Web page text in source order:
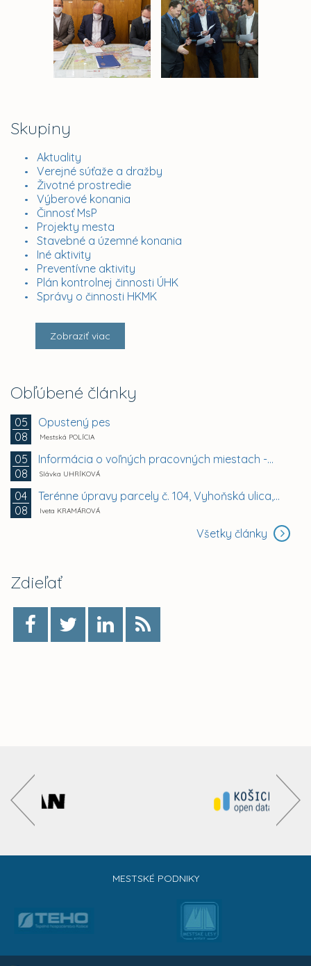
Skupiny
Aktuality
Verejné súťaže a dražby
Životné prostredie
Výberové konania
Činnosť MsP
Projekty mesta
Stavebné a územné konania
Iné aktivity
Preventívne aktivity
Plán kontrolnej činnosti ÚHK
Správy o činnosti HKMK
Zobraziť viac
Obľúbené články
05
08
Opustený pes
Mestská POLÍCIA
05
08
Informácia o voľných pracovných miestach -...
Slávka UHRÍKOVÁ
04
08
Terénne úpravy parcely č. 104, Vyhoňská ulica,...
Iveta KRAMÁROVÁ
Všetky články
Zdieľať
MESTSKÉ PODNIKY